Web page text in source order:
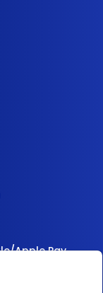
Apple Pay,